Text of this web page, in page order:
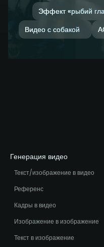
Эффект «рыбий
Видео с собакой
Генерация видео
Текст/изображение в видео
Референс
Кадры в видео
Изображение в изображение
Текст в изображение